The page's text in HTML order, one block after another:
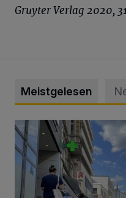
Gruyter Verlag 2020,
Meistgelesen
Ein Unzustand und